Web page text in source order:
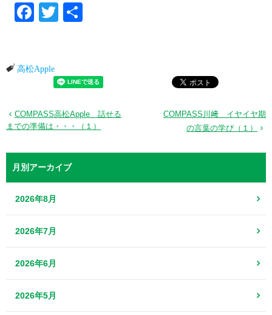
FacebookTwitter
高松Apple
COMPASS高松Apple 話せる
までの準備は・・・（１）
COMPASS川﨑 イヤイヤ期
の言葉の学び（１）
月別アーカイブ
2026年8月
2026年7月
2026年6月
2026年5月